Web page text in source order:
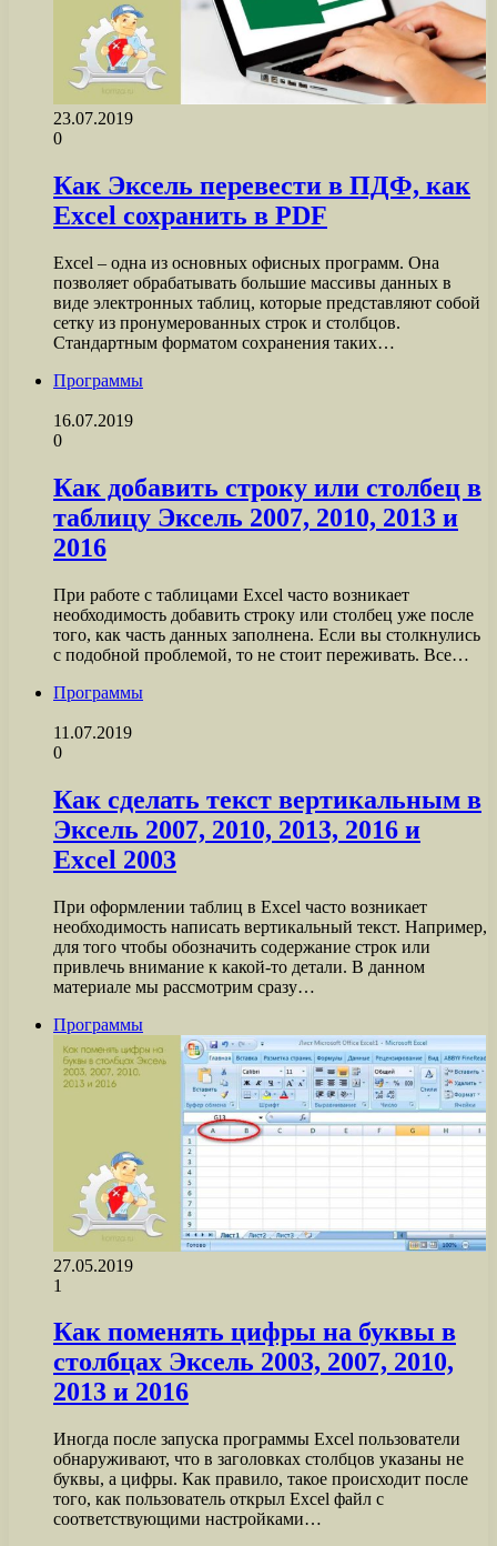
23.07.2019
0
Как Эксель перевести в ПДФ, как
Excel сохранить в PDF
Excel – одна из основных офисных программ. Она
позволяет обрабатывать большие массивы данных в
виде электронных таблиц, которые представляют собой
сетку из пронумерованных строк и столбцов.
Стандартным форматом сохранения таких…
Программы
16.07.2019
0
Как добавить строку или столбец в
таблицу Эксель 2007, 2010, 2013 и
2016
При работе с таблицами Excel часто возникает
необходимость добавить строку или столбец уже после
того, как часть данных заполнена. Если вы столкнулись
с подобной проблемой, то не стоит переживать. Все…
Программы
11.07.2019
0
Как сделать текст вертикальным в
Эксель 2007, 2010, 2013, 2016 и
Excel 2003
При оформлении таблиц в Excel часто возникает
необходимость написать вертикальный текст. Например,
для того чтобы обозначить содержание строк или
привлечь внимание к какой-то детали. В данном
материале мы рассмотрим сразу…
Программы
27.05.2019
1
Как поменять цифры на буквы в
столбцах Эксель 2003, 2007, 2010,
2013 и 2016
Иногда после запуска программы Excel пользователи
обнаруживают, что в заголовках столбцов указаны не
буквы, а цифры. Как правило, такое происходит после
того, как пользователь открыл Excel файл с
соответствующими настройками…